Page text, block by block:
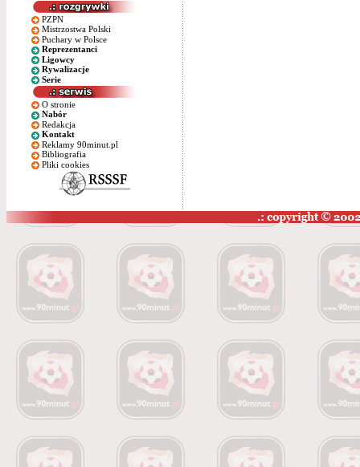
PZPN
Mistrzostwa Polski
Puchary w Polsce
Reprezentanci
Ligowcy
Rywalizacje
Serie
O stronie
Nabór
Redakcja
Kontakt
Reklamy 90minut.pl
Bibliografia
Pliki cookies